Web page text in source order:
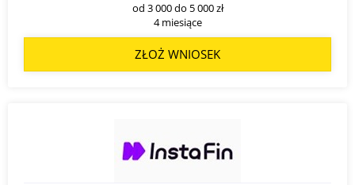
od 3 000 do 5 000 zł
4 miesiące
ZŁOŻ WNIOSEK